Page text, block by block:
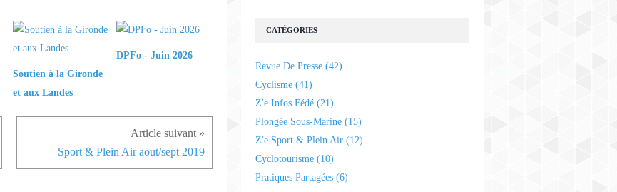
Soutien à la Gironde
et aux Landes
DPFo - Juin 2026
Sport & Plein Air aout/sept 2019
CATÉGORIES
Revue De Presse (42)
Cyclisme (41)
Z'e Infos Fédé (21)
Plongée Sous-Marine (15)
Z'e Sport & Plein Air (12)
Cyclotourisme (10)
Pratiques Partagées (6)